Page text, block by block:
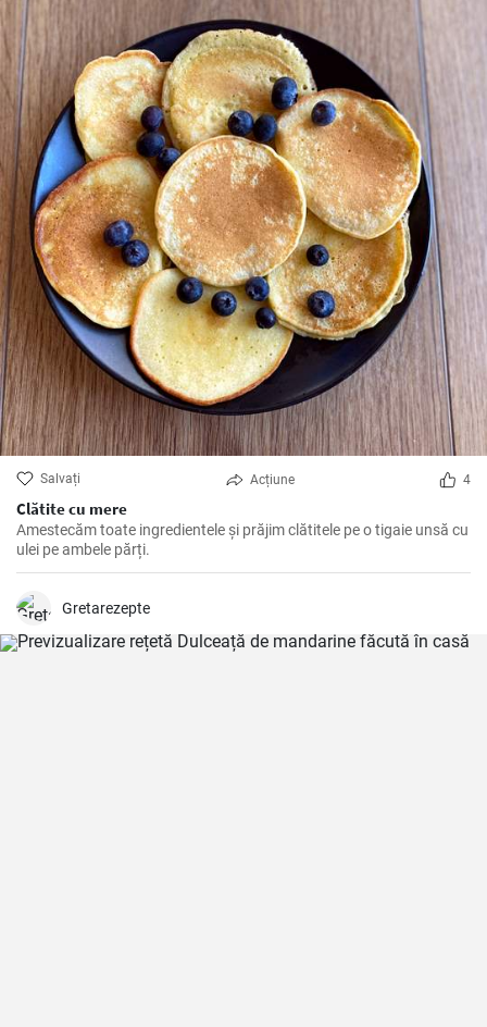
Salvați Acțiune 4
Clătite cu mere
Amestecăm toate ingredientele și prăjim clătitele pe o tigaie unsă cu
ulei pe ambele părți.
Gretarezepte